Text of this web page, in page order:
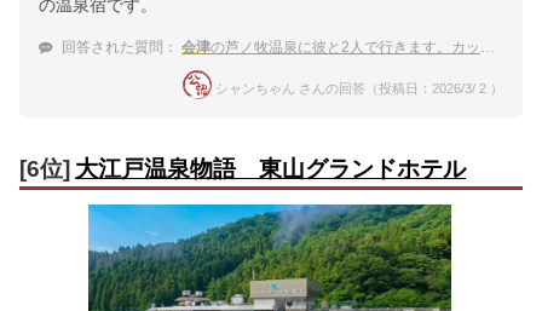
の温泉宿です。
回答された質問： 会津の芦ノ牧温泉に彼と2人で行きます。カップルにおすすめなプチ贅沢出来る高級な温泉宿は？
シャンちゃん さんの回答（投稿日：2026/3/ 2 ）
[6位] 大江戸温泉物語 東山グランドホテル